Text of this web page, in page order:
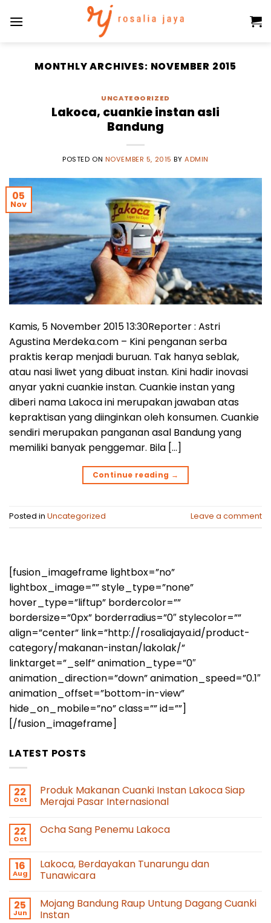
MONTHLY ARCHIVES: NOVEMBER 2015
UNCATEGORIZED
Lakoca, cuankie instan asli
Bandung
POSTED ON NOVEMBER 5, 2015 BY ADMIN
05
Nov
Kamis, 5 November 2015 13:30Reporter : Astri
Agustina Merdeka.com – Kini penganan serba
praktis kerap menjadi buruan. Tak hanya seblak,
atau nasi liwet yang dibuat instan. Kini hadir inovasi
anyar yakni cuankie instan. Cuankie instan yang
diberi nama Lakoca ini merupakan jawaban atas
kepraktisan yang diinginkan oleh konsumen. Cuankie
sendiri merupakan panganan asal Bandung yang
memiliki banyak penggemar. Bila […]
Continue reading →
Posted in Uncategorized Leave a comment
[fusion_imageframe lightbox=”no”
lightbox_image=”” style_type=”none”
hover_type=”liftup” bordercolor=””
bordersize=”0px” borderradius=”0″ stylecolor=””
align=”center” link=”http://rosaliajaya.id/product-
category/makanan-instan/lakolak/”
linktarget=”_self” animation_type=”0″
animation_direction=”down” animation_speed=”0.1″
animation_offset=”bottom-in-view”
hide_on_mobile=”no” class=”” id=””]
[/fusion_imageframe]
LATEST POSTS
22
Oct
Produk Makanan Cuanki Instan Lakoca Siap
Merajai Pasar Internasional
22
Oct
Ocha Sang Penemu Lakoca
16
Aug
Lakoca, Berdayakan Tunarungu dan
Tunawicara
25
Jun
Mojang Bandung Raup Untung Dagang Cuanki
Instan